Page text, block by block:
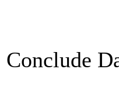
Conclude